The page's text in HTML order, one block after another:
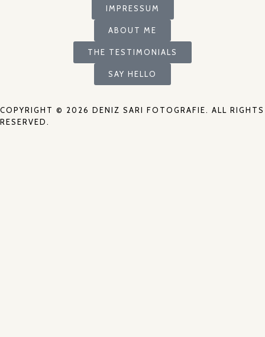
IMPRESSUM
ABOUT ME
THE TESTIMONIALS
SAY HELLO
COPYRIGHT © 2026 DENIZ SARI FOTOGRAFIE. ALL RIGHTS
RESERVED.